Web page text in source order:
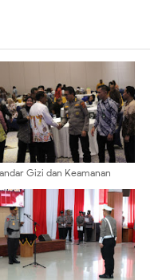
Gizi dan Keamanan
Polda Papua Hadiri
Program Makan
Gratis